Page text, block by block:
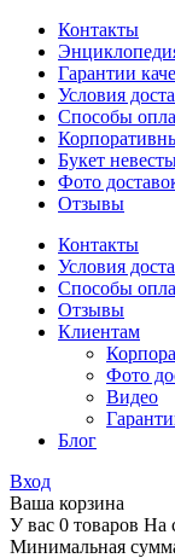
Контакты
Гарантии
Условия
Способы
Букет
Фото
Отзывы
Контакты
Условия
Способы
Отзывы
Клиентам
Фото
Видео
Блог
Вход
Ваша корзина
У вас 0 товаров На
Минимальная